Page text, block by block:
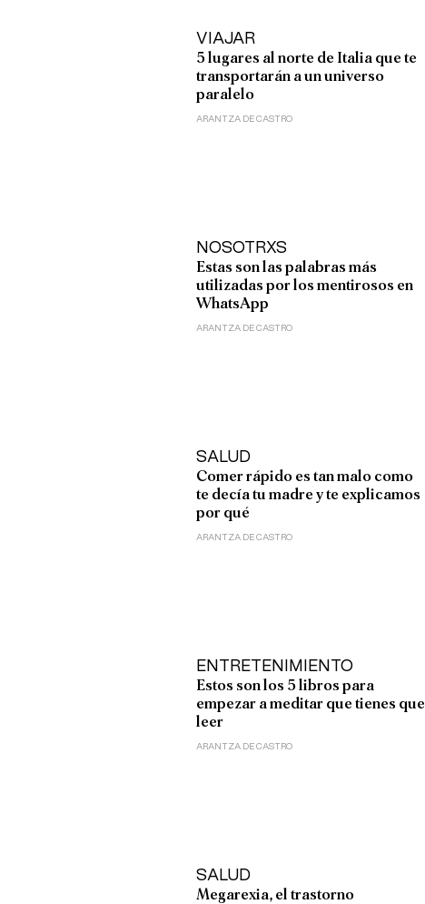
VIAJAR
5 lugares al norte de Italia que te
transportarán a un universo
paralelo
ARANTZA DE CASTRO
NOSOTRXS
Estas son las palabras más
utilizadas por los mentirosos en
WhatsApp
ARANTZA DE CASTRO
SALUD
Comer rápido es tan malo como
te decía tu madre y te explicamos
por qué
ARANTZA DE CASTRO
ENTRETENIMIENTO
Estos son los 5 libros para
empezar a meditar que tienes que
leer
ARANTZA DE CASTRO
SALUD
Megarexia, el trastorno